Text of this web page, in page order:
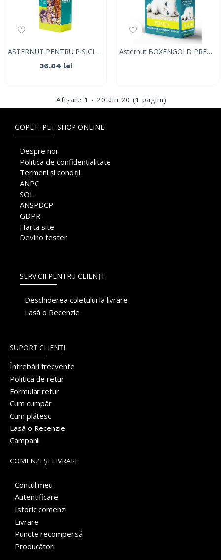
ASTERNUT PENTRU PISICI SI ANIMALE MICI DIN LEMN DE MOLID 100% PUR CoolPet ORIGINAL PELET, 10L/5KG
36,84 lei
Asternut BOXENGOLD PREMIUM, pentru pisici, sub forma de granule, 10L/5kg
Afişare 1 - 20 din 20 (1 pagini)
GOPET- PET SHOP ONLINE
Despre noi
Politica de confidențialitate
Termeni și condiții
ANPC
SOL
ANSPDCP
GDPR
Harta site
Devino tester
SERVICII PENTRU CLIENȚI
Deschiderea coletului la livrare
Lasă o Recenzie
SUPORT CLIENȚI
Întrebări frecvente
Politica de retur
Formular retur
Cum cumpăr
Cum plătesc
Lasă o Recenzie
Campanii
COMENZI ȘI LIVRARE
Contul meu
Autentificare
Istoric comenzi
Livrare
Puncte recompensă
Producători